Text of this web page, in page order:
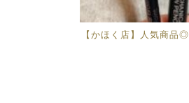
【かほく店】人気商品